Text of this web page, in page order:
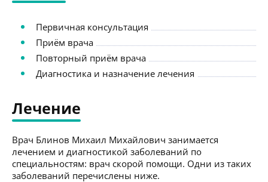
Первичная консультация
Приём врача
Повторный приём врача
Диагностика и назначение лечения
Лечение
Врач Блинов Михаил Михайлович занимается
лечением и диагностикой заболеваний по
специальностям: врач скорой помощи. Одни из таких
заболеваний перечислены ниже.